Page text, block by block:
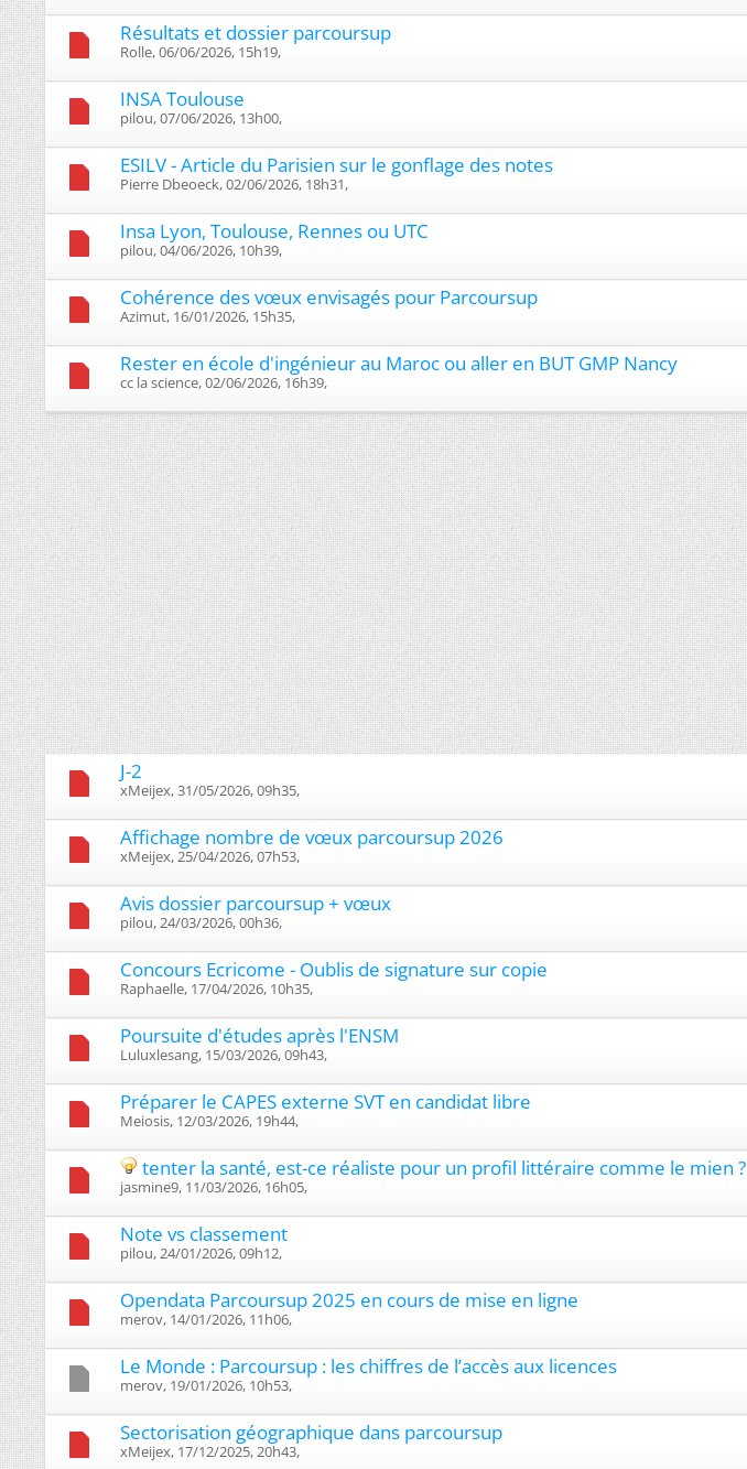
Résultats et dossier parcoursup
Rolle, 06/06/2026, 15h19, ‎
INSA Toulouse
pilou, 07/06/2026, 13h00, ‎
ESILV - Article du Parisien sur le gonflage des notes
Pierre Dbeoeck, 02/06/2026, 18h31, ‎
Insa Lyon, Toulouse, Rennes ou UTC
pilou, 04/06/2026, 10h39, ‎
Cohérence des vœux envisagés pour Parcoursup
Azimut, 16/01/2026, 15h35, ‎
Rester en école d'ingénieur au Maroc ou aller en BUT GMP Nancy
cc la science, 02/06/2026, 16h39, ‎
J-2
xMeijex, 31/05/2026, 09h35, ‎
Affichage nombre de vœux parcoursup 2026
xMeijex, 25/04/2026, 07h53, ‎
Avis dossier parcoursup + vœux
pilou, 24/03/2026, 00h36, ‎
Concours Ecricome - Oublis de signature sur copie
Raphaelle, 17/04/2026, 10h35, ‎
Poursuite d'études après l'ENSM
Luluxlesang, 15/03/2026, 09h43, ‎
Préparer le CAPES externe SVT en candidat libre
Meiosis, 12/03/2026, 19h44, ‎
tenter la santé, est-ce réaliste pour un profil littéraire comme le mien ?
jasmine9, 11/03/2026, 16h05, ‎
Note vs classement
pilou, 24/01/2026, 09h12, ‎
Opendata Parcoursup 2025 en cours de mise en ligne
merov, 14/01/2026, 11h06, ‎
Le Monde : Parcoursup : les chiffres de l’accès aux licences
merov, 19/01/2026, 10h53, ‎
Sectorisation géographique dans parcoursup
xMeijex, 17/12/2025, 20h43, ‎